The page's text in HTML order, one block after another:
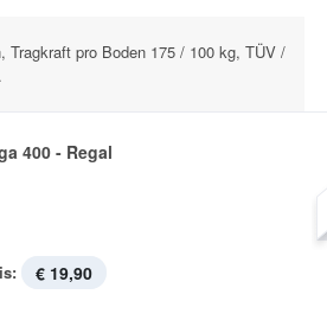
pro Boden 175 / 100 kg, TÜV /
400 - Regal
€ 19,90